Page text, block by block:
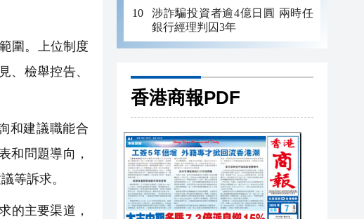
圍。上位制度
、檢舉控告、
和建議職能合
和問題導向，
等訴求。
的主要渠道，
傳承
涉詐騙投資者逾4億日圓 兩時任
銀行經理判囚3年
香港商報PDF